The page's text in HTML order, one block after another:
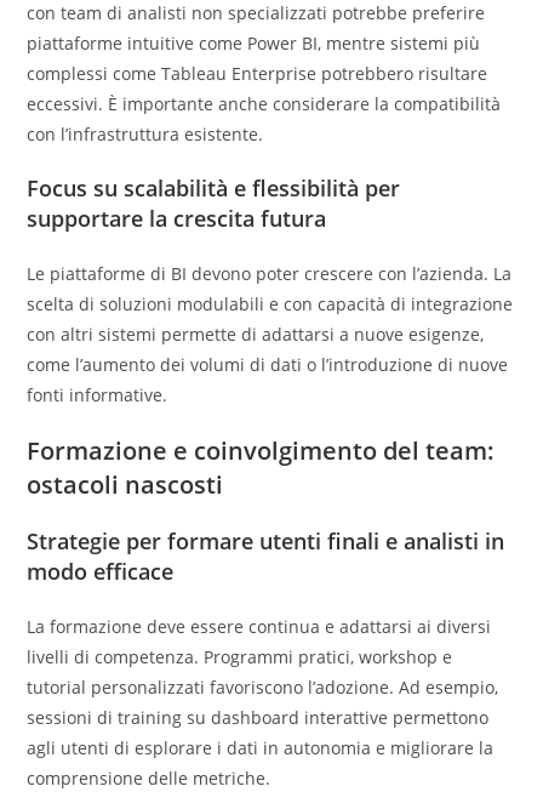
con team di analisti non specializzati potrebbe preferire
piattaforme intuitive come Power BI, mentre sistemi più
complessi come Tableau Enterprise potrebbero risultare
eccessivi. È importante anche considerare la compatibilità
con l’infrastruttura esistente.
Focus su scalabilità e flessibilità per
supportare la crescita futura
Le piattaforme di BI devono poter crescere con l’azienda. La
scelta di soluzioni modulabili e con capacità di integrazione
con altri sistemi permette di adattarsi a nuove esigenze,
come l’aumento dei volumi di dati o l’introduzione di nuove
fonti informative.
Formazione e coinvolgimento del team:
ostacoli nascosti
Strategie per formare utenti finali e analisti in
modo efficace
La formazione deve essere continua e adattarsi ai diversi
livelli di competenza. Programmi pratici, workshop e
tutorial personalizzati favoriscono l’adozione. Ad esempio,
sessioni di training su dashboard interattive permettono
agli utenti di esplorare i dati in autonomia e migliorare la
comprensione delle metriche.